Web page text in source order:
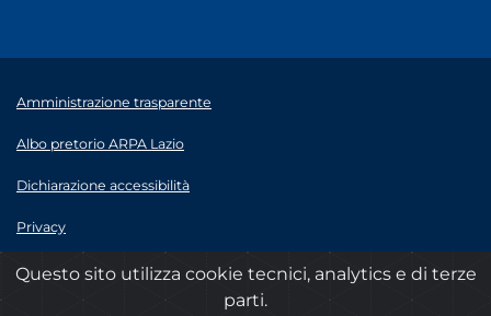
Amministrazione trasparente
Albo pretorio ARPA Lazio
Dichiarazione accessibilità
Privacy
Note legali
© 2020 ARPA Lazio - P.Iva 00915900575
Questo sito utilizza cookie tecnici, analytics e di terze
parti.